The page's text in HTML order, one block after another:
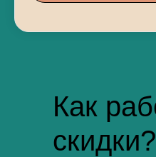
Как
скидки?